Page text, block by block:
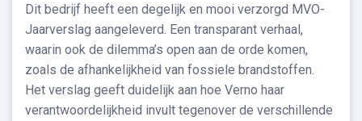
Dit bedrijf heeft een degelijk en mooi verzorgd MVO-
Jaarverslag aangeleverd. Een transparant verhaal,
waarin ook de dilemma’s open aan de orde komen,
zoals de afhankelijkheid van fossiele brandstoffen.
Het verslag geeft duidelijk aan hoe Verno haar
verantwoordelijkheid invult tegenover de verschillende